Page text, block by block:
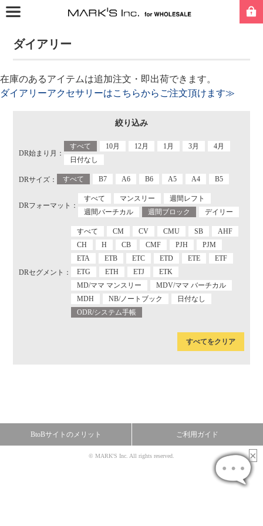
ダイアリー
在庫のあるアイテムは追加注文・即出荷できます。
ダイアリーアクセサリーはこちらからご注文頂けます≫
絞り込み
DR始まり月：
すべて 10月 12月 1月 3月
4月
日付なし
DRサイズ： すべて B7 A6 B6 A5 A4 B5
DRフォーマット：
すべて マンスリー
週間レフト
週間バーチカル
週間ブロック デイリー
DRセグメント：
すべて CM CV CMU SB
AHF
CH
H CB CMF PJH
PJM
ETA
ETB ETC ETD ETE
ETF
ETG
ETH ETJ
ETK
MD/ママ マンスリー
MDV/ママ バーチカル
MDH
NB/ノートブック
日付なし
ODR/システム手帳
すべてをクリア
BtoBサイトのメリット ご利用ガイド
© MARK'S Inc. All rights reserved.